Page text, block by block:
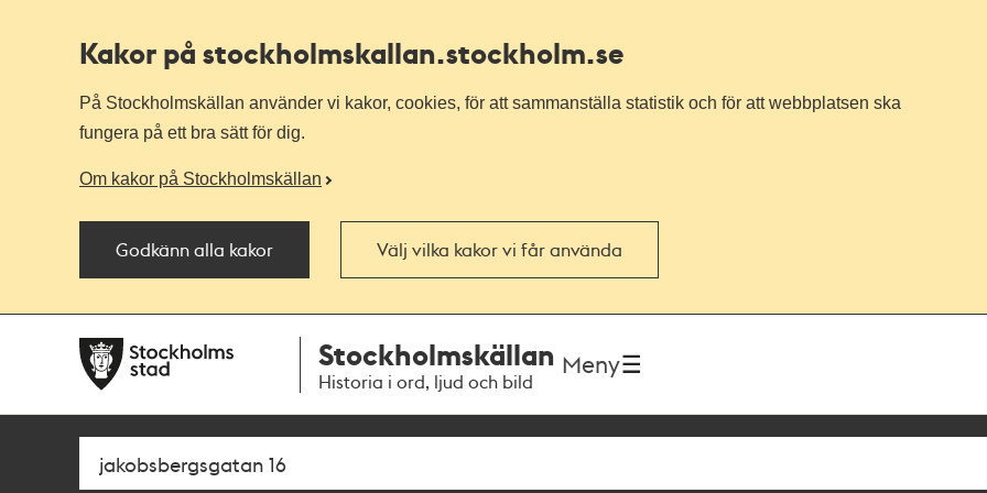
Kakor på stockholmskallan.stockholm.se
På Stockholmskällan använder vi kakor, cookies, för att sammanställa statistik och för att webbplatsen ska
fungera på ett bra sätt för dig.
Om kakor på Stockholmskällan
Godkänn alla kakor Välj vilka kakor vi får använda
navigationen
huvudinnehållet
Stockholmskällan
Historia i ord, ljud och bild
Meny
Sök